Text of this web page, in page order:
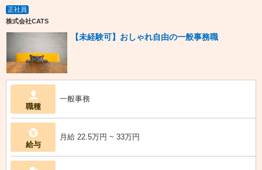
正社員
株式会社CATS
【未経験可】おしゃれ自由の一般事務職
職種
一般事務
給与
月給 22.5万円 ~ 33万円